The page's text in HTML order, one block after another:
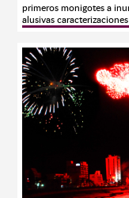
disfruta del placer de
te llevaremos a conocer
ofrece, así que no
modulo de información,
y darán la información
DESFILE El malecón
desfile de Motocicletas
personas formaran parte
acontecimientos
los participantes y
con tu motoclub, así
participantes para hacer
POLARIS RUTA
necesita, únete a los
Semana de la Moto
especialmente trazada
primeros monigotes a
alusivas